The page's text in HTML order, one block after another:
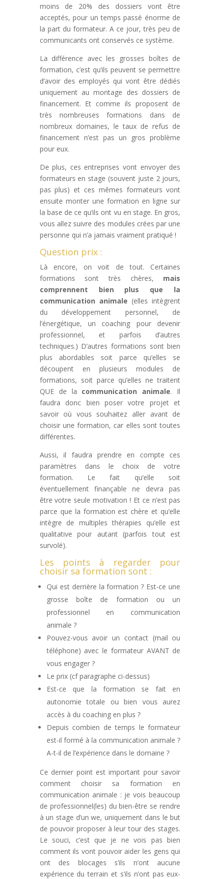
moins de 20% des dossiers vont être
acceptés, pour un temps passé énorme de
la part du formateur. A ce jour, très peu de
communicants ont conservés ce système.
La différence avec les grosses boîtes de
formation, c’est qu’ils peuvent se permettre
d’avoir des employés qui vont être dédiés
uniquement au montage des dossiers de
financement. Et comme ils proposent de
très nombreuses formations dans de
nombreux domaines, le taux de refus de
financement n’est pas un gros problème
pour eux.
De plus, ces entreprises vont envoyer des
formateurs en stage (souvent juste 2 jours,
pas plus) et ces mêmes formateurs vont
ensuite monter une formation en ligne sur
la base de ce qu’ils ont vu en stage. En gros,
vous allez suivre des modules crées par une
personne qui n’a jamais vraiment pratiqué !
Question prix :
Là encore, on voit de tout. Certaines
formations sont très chères, mais
comprennent bien plus que la
communication animale (elles intègrent
du développement personnel, de
l’énergétique, un coaching pour devenir
professionnel, et parfois d’autres
techniques.) D’autres formations sont bien
plus abordables soit parce qu’elles se
découpent en plusieurs modules de
formations, soit parce qu’elles ne traitent
QUE de la communication animale. Il
faudra donc bien poser votre projet et
savoir où vous souhaitez aller avant de
choisir une formation, car elles sont toutes
différentes.
Aussi, il faudra prendre en compte ces
paramètres dans le choix de votre
formation. Le fait qu’elle soit
éventuellement finançable ne devra pas
être votre seule motivation ! Et ce n’est pas
parce que la formation est chère et qu’elle
intègre de multiples thérapies qu’elle est
qualitative pour autant (parfois tout est
survolé).
Les points à regarder pour
choisir sa formation sont :
Qui est derrière la formation ? Est-ce une
grosse boîte de formation ou un
professionnel en communication
animale ?
Pouvez-vous avoir un contact (mail ou
téléphone) avec le formateur AVANT de
vous engager ?
Le prix (cf paragraphe ci-dessus)
Est-ce que la formation se fait en
autonomie totale ou bien vous aurez
accès à du coaching en plus ?
Depuis combien de temps le formateur
est-il formé à la communication animale ?
A-t-il de l’expérience dans le domaine ?
Ce dernier point est important pour savoir
comment choisir sa formation en
communication animale : je vois beaucoup
de professionnel(les) du bien-être se rendre
à un stage d’un we, uniquement dans le but
de pouvoir proposer à leur tour des stages.
Le souci, c’est que je ne vois pas bien
comment ils vont pouvoir aider les gens qui
ont des blocages s’ils n’ont aucune
expérience du terrain et s’ils n’ont pas eux-